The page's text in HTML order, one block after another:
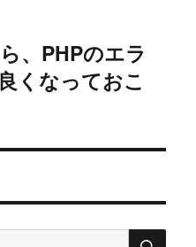
、PHPのエラ
くなっておこ
検